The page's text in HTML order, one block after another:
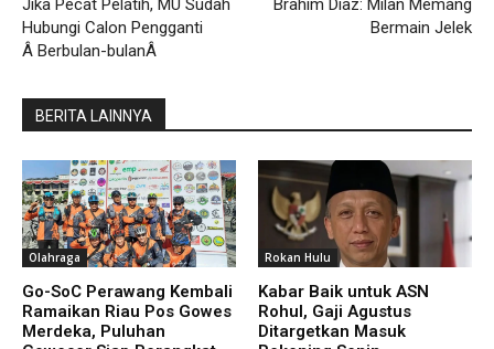
Jika Pecat Pelatih, MU Sudah
Hubungi Calon Pengganti
Â Berbulan-bulanÂ
Brahim Diaz: Milan Memang
Bermain Jelek
BERITA LAINNYA
Olahraga
Go-SoC Perawang Kembali
Ramaikan Riau Pos Gowes
Merdeka, Puluhan
Rokan Hulu
Kabar Baik untuk ASN
Rohul, Gaji Agustus
Ditargetkan Masuk